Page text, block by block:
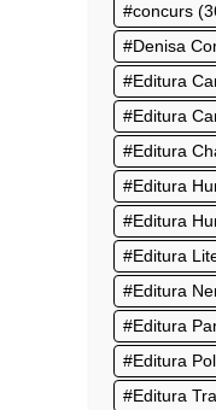
concurs
Denisa
Editura
Editura
Editura
Editura
Editura
Editura
Editura
Editura
Editura
Editura